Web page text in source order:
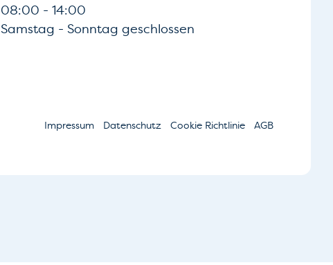
08:00 - 14:00
Samstag - Sonntag geschlossen
Impressum Datenschutz Cookie Richtlinie AGB